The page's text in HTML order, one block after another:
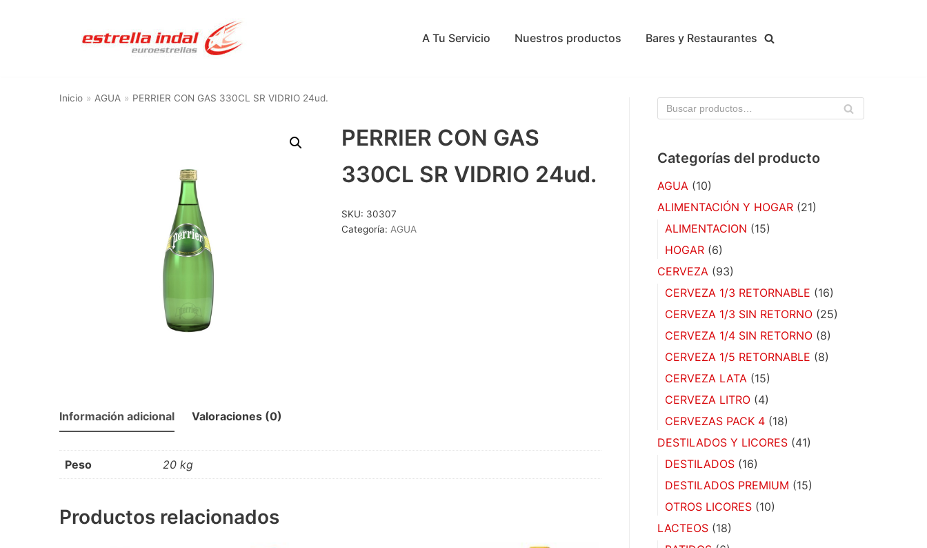
A Tu Servicio Nuestros productos Bares y Restaurantes
Inicio » AGUA » PERRIER CON GAS 330CL SR VIDRIO 24ud.
PERRIER CON GAS
330CL SR VIDRIO 24ud.
SKU: 30307
Categoría: AGUA
Información adicional Valoraciones (0)
Peso 20 kg
Productos relacionados
BU
Categorías del producto
AGUA (10)
ALIMENTACIÓN Y HOGAR (21)
ALIMENTACION (15)
HOGAR (6)
CERVEZA (93)
CERVEZA 1/3 RETORNABLE (16)
CERVEZA 1/3 SIN RETORNO (25)
CERVEZA 1/4 SIN RETORNO (8)
CERVEZA 1/5 RETORNABLE (8)
CERVEZA LATA (15)
CERVEZA LITRO (4)
CERVEZAS PACK 4 (18)
DESTILADOS Y LICORES (41)
DESTILADOS (16)
DESTILADOS PREMIUM (15)
OTROS LICORES (10)
LACTEOS (18)